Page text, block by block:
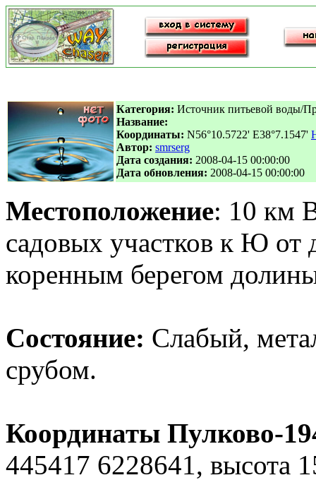
Категория: Источник питьевой воды/
Название:
Координаты: N56°10.5722' E38°7.1547'
Автор: smrserg
Дата создания: 2008-04-15 00:00:00
Дата обновления: 2008-04-15 00:00:00
Местоположение: 10 км
садовых участков к Ю
коренным берегом
Состояние: Слабый,
срубом.
Координаты Пулково-
445417 6228641, высота